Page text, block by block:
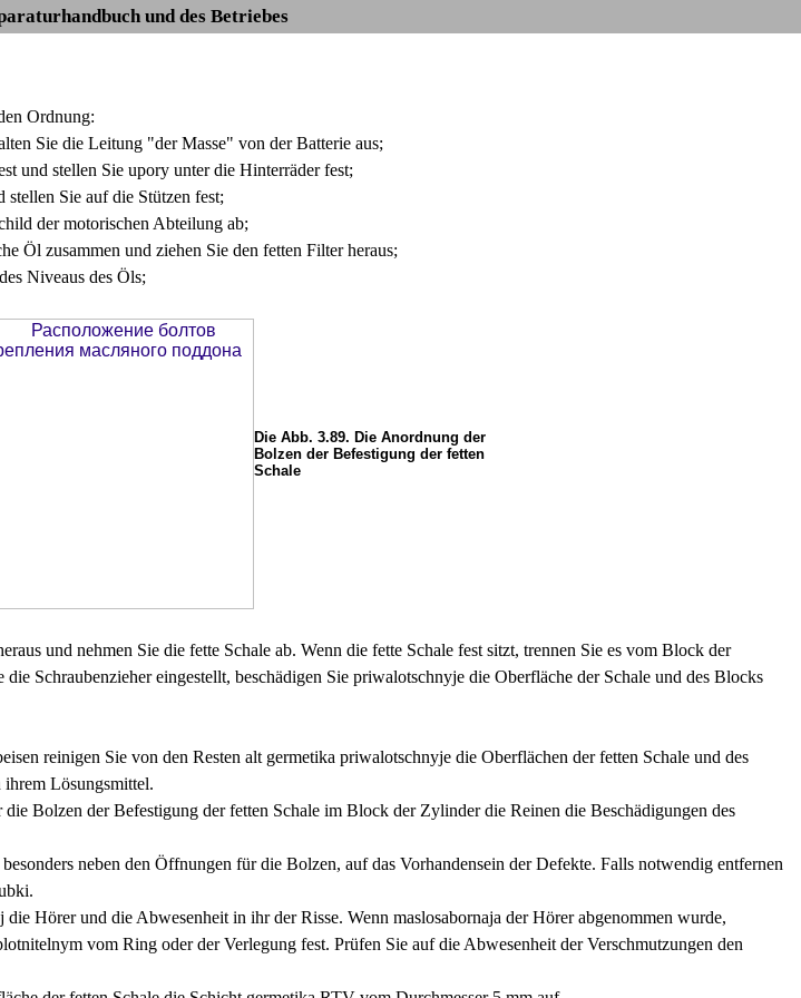
und des Betriebes
Ordnung:
Sie die Leitung "der Masse" von der Batterie aus;
und stellen Sie upory unter die Hinterräder fest;
Sie auf die Stützen fest;
der motorischen Abteilung ab;
Öl zusammen und ziehen Sie den fetten Filter heraus;
Niveaus des Öls;
Die Abb. 3.89. Die Anordnung der
Bolzen der Befestigung der fetten
Schale
und nehmen Sie die fette Schale ab. Wenn die fette Schale fest sitzt, trennen Sie es vom Block der
Schraubenzieher eingestellt, beschädigen Sie priwalotschnyje die Oberfläche der Schale und des Blocks
reinigen Sie von den Resten alt germetika priwalotschnyje die Oberflächen der fetten Schale und des
Lösungsmittel.
Bolzen der Befestigung der fetten Schale im Block der Zylinder die Reinen die Beschädigungen des
neben den Öffnungen für die Bolzen, auf das Vorhandensein der Defekte. Falls notwendig entfernen
Hörer und die Abwesenheit in ihr der Risse. Wenn maslosabornaja der Hörer abgenommen wurde,
vom Ring oder der Verlegung fest. Prüfen Sie auf die Abwesenheit der Verschmutzungen den